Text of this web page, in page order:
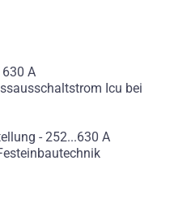
630 A
Icu bei
- 252...630 A